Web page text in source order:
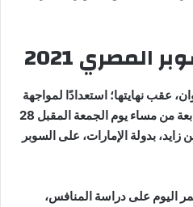
المصري 2021
عقب نهايتها؛ استعدادًا لمواجهة
الزمالك، المقرر إقامتها فى السابعة من مساء يوم الجمعة المقبل 28
بدولة الإمارات، على السوبر
اليوم على دراسة المنافس،